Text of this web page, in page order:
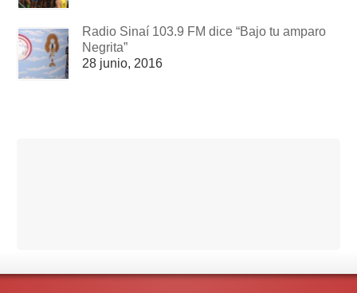
Radio Sinaí 103.9 FM dice “Bajo tu amparo
Negrita”
28 junio, 2016